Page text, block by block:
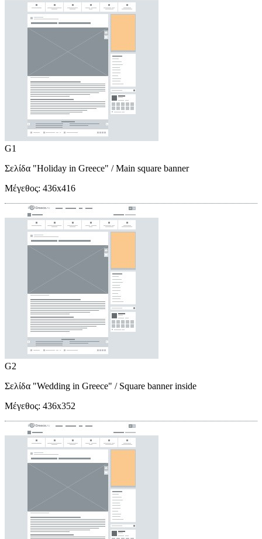
G1
Σελίδα "Holiday in Greece" / Main square banner
Μέγεθος: 436x416
G2
Σελίδα "Wedding in Greece" / Square banner inside
Μέγεθος: 436x352